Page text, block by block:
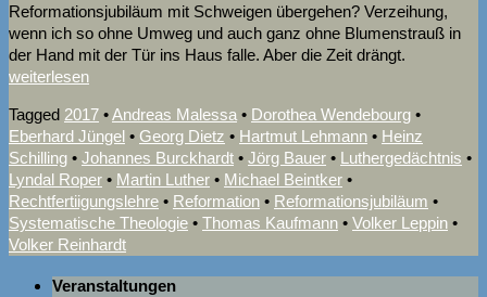
Reformationsjubiläum mit Schweigen übergehen? Verzeihung,
wenn ich so ohne Umweg und auch ganz ohne Blumenstrauß in
der Hand mit der Tür ins Haus falle. Aber die Zeit drängt.
weiterlesen
Tagged 2017 •Andreas Malessa • Dorothea Wendebourg •
Eberhard Jüngel • Georg Dietz • Hartmut Lehmann • Heinz
Schilling • Johannes Burckhardt • Jörg Bauer • Luthergedächtnis •
Lyndal Roper • Martin Luther • Michael Beintker •
Rechtfertiigungslehre • Reformation • Reformationsjubiläum •
Systematische Theologie • Thomas Kaufmann • Volker Leppin •
Volker Reinhardt
Veranstaltungen